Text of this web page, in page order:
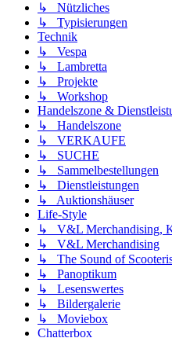
↳ Nützliches
↳ Typisierungen
Technik
↳ Vespa
↳ Lambretta
↳ Projekte
↳ Workshop
Handelszone &
↳ Handelszone
↳ VERKAUFE
↳ SUCHE
↳ Sammelbestellungen
↳ Dienstleistungen
↳ Auktionshäuser
Life-Style
↳ V&L Merchandising,
↳ V&L Merchandising
↳ The Sound of
↳ Panoptikum
↳ Lesenswertes
↳ Bildergalerie
↳ Moviebox
Chatterbox